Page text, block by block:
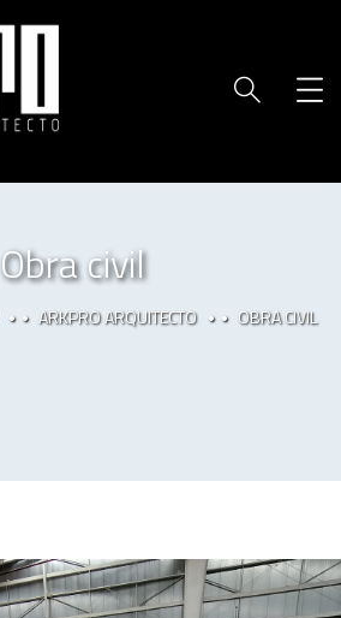
Obra civil
ARKPRO ARQUITECTO OBRA CIVIL